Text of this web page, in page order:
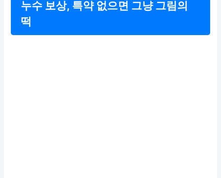
누수 보상, 특약 없으면 그냥 그림의
떡